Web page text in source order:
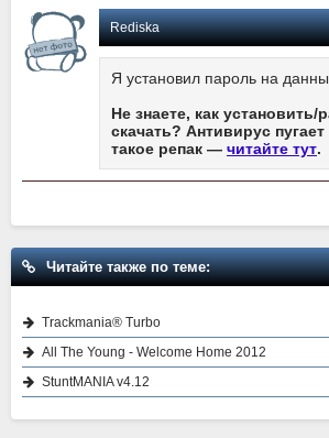
Rediska
Я установил пароль на
Не знаете, как установить/
скачать? Антивирус
такое репак — читайте тут.
Читайте также по теме:
Trackmania® Turbo
All The Young - Welcome Home 2012
StuntMANIA v4.12